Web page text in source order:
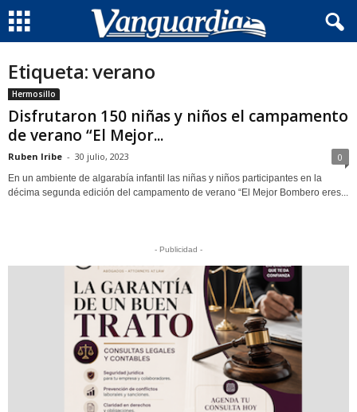
Etiqueta: verano
Hermosillo
Disfrutaron 150 niñas y niños el campamento
de verano “El Mejor...
Ruben Iribe - 30 julio, 2023 0
En un ambiente de algarabía infantil las niñas y niños participantes en la
décima segunda edición del campamento de verano “El Mejor Bombero eres...
- Publicidad -